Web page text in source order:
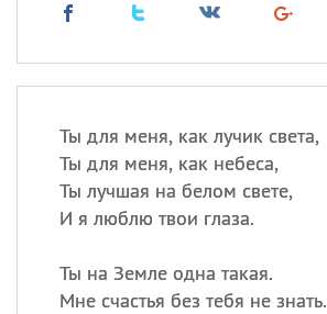
Ты для меня, как лучик света,
Ты для меня, как небеса,
Ты лучшая на белом свете,
И я люблю твои глаза.
Ты на Земле одна такая.
Мне счастья без тебя не знать.